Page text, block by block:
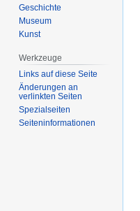
Geschichte
Museum
Kunst
Werkzeuge
Links auf diese Seite
Änderungen an
verlinkten Seiten
Spezialseiten
Seiten­­informationen